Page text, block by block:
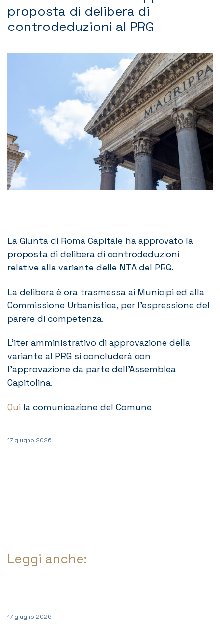
Contatti
proposta di delibera di
controdeduzioni al PRG
La Giunta di Roma Capitale ha approvato la
proposta di delibera di controdeduzioni
relative alla variante delle NTA del PRG.
La delibera è ora trasmessa ai Municipi ed alla
Commissione Urbanistica, per l’espressione del
parere di competenza.
L’iter amministrativo di approvazione della
variante al PRG si concluderà con
l’approvazione da parte dell’Assemblea
Capitolina.
Qui la comunicazione del Comune
17 giugno 2026
Leggi anche:
17 giugno 2026